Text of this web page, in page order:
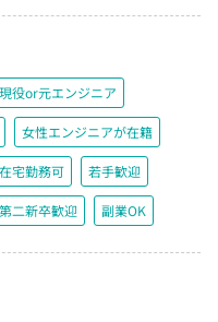
役or元エンジニア
女性エンジニアが在籍
宅勤務可 若手歓迎
第二新卒歓迎 副業OK